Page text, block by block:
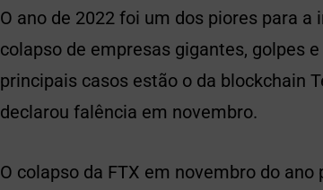
O ano de 2022 foi um dos piores para
colapso de empresas gigantes, golpes
principais casos estão o da blockchain
declarou falência em novembro.
O colapso da FTX em novembro do